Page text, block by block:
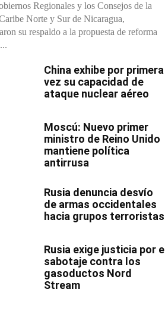
Regionales y los Consejos de la
Norte y Sur de Nicaragua,
su respaldo a la propuesta de reforma
China exhibe por primera
vez su capacidad de
ataque nuclear aéreo
Moscú: Nuevo primer
ministro de Reino Unido
mantiene política
antirrusa
Rusia denuncia desvío
de armas occidentales
hacia grupos terroristas
Rusia exige justicia por el
sabotaje contra los
gasoductos Nord
Stream